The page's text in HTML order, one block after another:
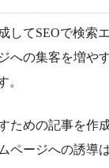
してSEOで検索
への集客を増や
。
ための記事を作
ページへの誘導